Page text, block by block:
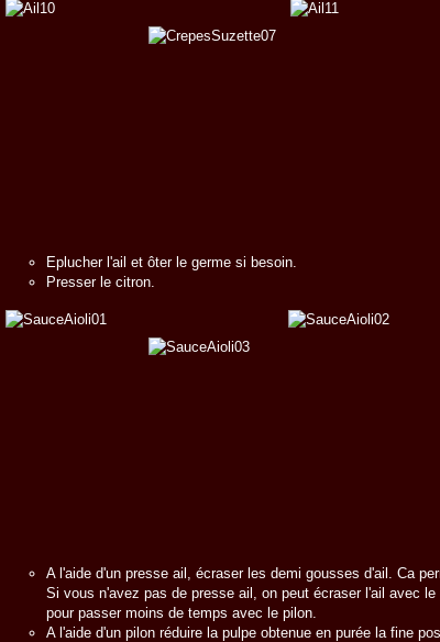
Eplucher l'ail et ôter le germe si besoin.
Presser le citron.
A l'aide d'un presse ail, écraser les demi gousses d'ail. Ca
Si vous n'avez pas de presse ail, on peut écraser l'ail avec le
pour passer moins de temps avec le pilon.
A l'aide d'un pilon réduire la pulpe obtenue en purée la fine